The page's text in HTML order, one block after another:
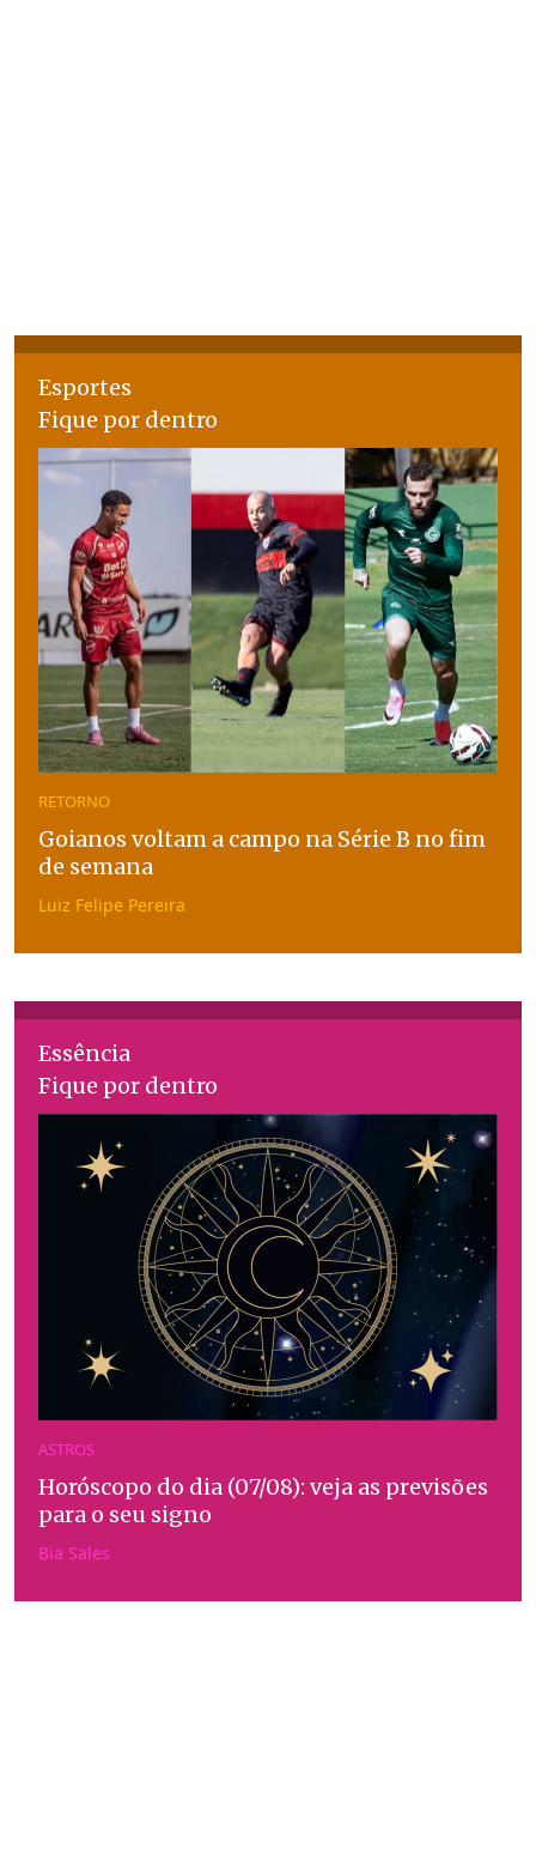
Esportes
Fique por dentro
RETORNO
Goianos voltam a campo na Série B no fim
de semana
Luiz Felipe Pereira
Essência
Fique por dentro
ASTROS
Horóscopo do dia (07/08): veja as previsões
para o seu signo
Bia Sales